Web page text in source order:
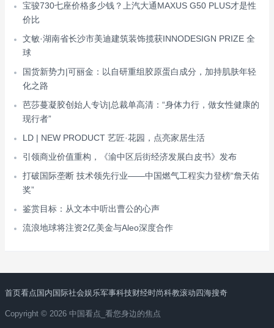
宝骏730七座价格多少钱？上汽大通MAXUS G50 PLUS才是性
价比
文敏·湖南省长沙市美迪建筑装饰揽获INNODESIGN PRIZE 全
球
国货新势力|可丽金：以自研重组胶原蛋白成分，加持肌肤年轻
化之路
芭莎蔓凝胶创始人专访|总裁单高清：“身体力行，做女性健康的
现行者”
LD | NEW PRODUCT 艺匠·花园，点亮家居生活
引领商业价值重构，《渝中区后街经济发展白皮书》发布
打破国际垄断 技术领先行业——中国燃气工程实力登榜“詹天佑
奖”
鉴赏目标：从文本中听出曹公的心声
流浪地球将注资2亿美金与Aleo深度合作
首页看点 国内 国际社会娱乐军事科技财经时尚科教滚动 四海搜奇
Copyright © 2026 中国看点_看您身边的焦点